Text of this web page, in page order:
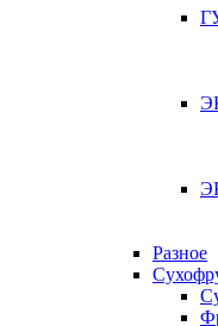
Разное